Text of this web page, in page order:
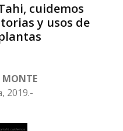
cuidemos
y usos de
MONTE
2019.-